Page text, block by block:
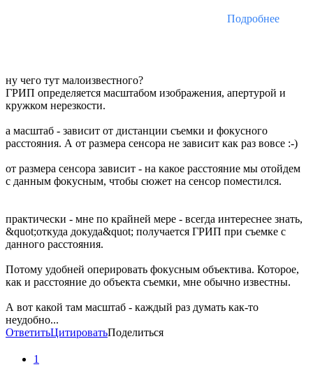
Подробнее
ну чего тут малоизвестного?
ГРИП определяется масштабом изображения, апертурой и
кружком нерезкости.
а масштаб - зависит от дистанции съемки и фокусного
расстояния. А от размера сенсора не зависит как раз вовсе :-)
от размера сенсора зависит - на какое расстояние мы отойдем
с данным фокусным, чтобы сюжет на сенсор поместился.
практически - мне по крайней мере - всегда интереснее знать,
&quot;откуда докуда&quot; получается ГРИП при съемке с
данного расстояния.
Потому удобней оперировать фокусным объектива. Которое,
как и расстояние до объекта съемки, мне обычно известны.
А вот какой там масштаб - каждый раз думать как-то
неудобно...
ОтветитьЦитироватьПоделиться
1